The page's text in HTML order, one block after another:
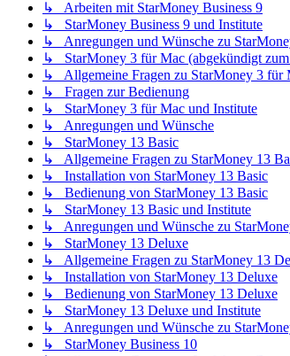
↳ Arbeiten mit StarMoney Business 9
↳ StarMoney Business 9 und Institute
↳ Anregungen und Wünsche zu
↳ StarMoney 3 für Mac (abgekündigt
↳ Allgemeine Fragen zu StarMoney 3 für
↳ Fragen zur Bedienung
↳ StarMoney 3 für Mac und Institute
↳ Anregungen und Wünsche
↳ StarMoney 13 Basic
↳ Allgemeine Fragen zu StarMoney 13
↳ Installation von StarMoney 13 Basic
↳ Bedienung von StarMoney 13 Basic
↳ StarMoney 13 Basic und Institute
↳ Anregungen und Wünsche zu
↳ StarMoney 13 Deluxe
↳ Allgemeine Fragen zu StarMoney 13
↳ Installation von StarMoney 13 Deluxe
↳ Bedienung von StarMoney 13 Deluxe
↳ StarMoney 13 Deluxe und Institute
↳ Anregungen und Wünsche zu
↳ StarMoney Business 10